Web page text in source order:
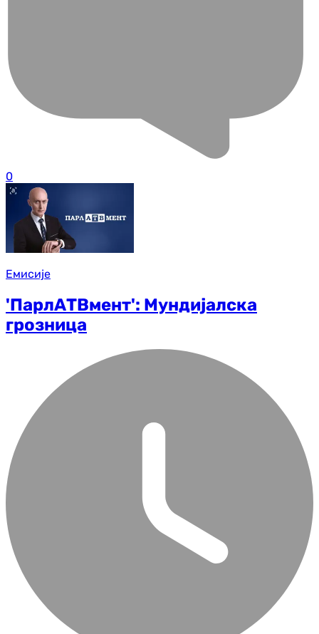
0
Емисије
'ПарлАТВмент': Мундијалска
грозница